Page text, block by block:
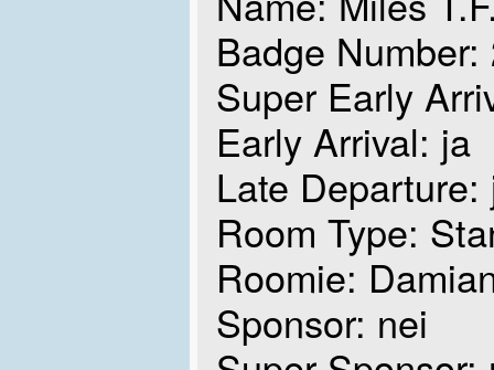
Badge Number:
Super Early
Early Arrival: ja
Late Departure:
Room Type:
Roomie:
Sponsor: nei